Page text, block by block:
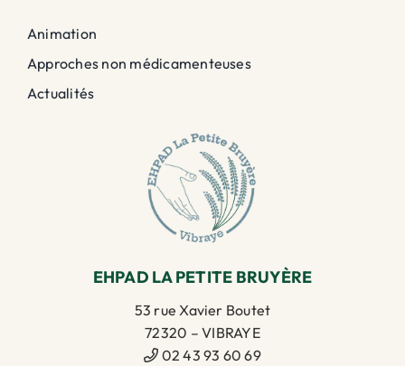
Animation
Approches non médicamenteuses
Actualités
EHPAD LA PETITE BRUYÈRE
53 rue Xavier Boutet
72320 – VIBRAYE
02 43 93 60 69